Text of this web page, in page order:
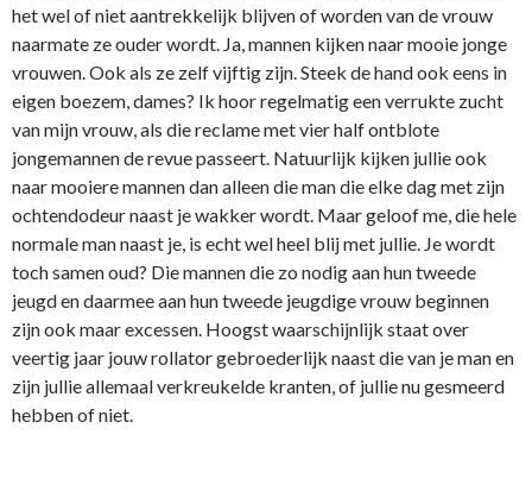
het wel of niet aantrekkelijk blijven of worden van de vrouw
naarmate ze ouder wordt. Ja, mannen kijken naar mooie jonge
vrouwen. Ook als ze zelf vijftig zijn. Steek de hand ook eens in
eigen boezem, dames? Ik hoor regelmatig een verrukte zucht
van mijn vrouw, als die reclame met vier half ontblote
jongemannen de revue passeert. Natuurlijk kijken jullie ook
naar mooiere mannen dan alleen die man die elke dag met zijn
ochtendodeur naast je wakker wordt. Maar geloof me, die hele
normale man naast je, is echt wel heel blij met jullie. Je wordt
toch samen oud? Die mannen die zo nodig aan hun tweede
jeugd en daarmee aan hun tweede jeugdige vrouw beginnen
zijn ook maar excessen. Hoogst waarschijnlijk staat over
veertig jaar jouw rollator gebroederlijk naast die van je man en
zijn jullie allemaal verkreukelde kranten, of jullie nu gesmeerd
hebben of niet.